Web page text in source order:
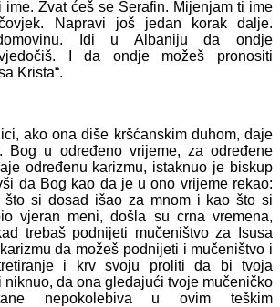
ime. Zvat ćeš se Serafin. Mijenjam ti ime
Napravi još jedan korak dalje.
Idi u Albaniju da ondje
I da ondje možeš pronositi
Krista“.
ako ona diše kršćanskim duhom, daje
Bog u određeno vrijeme, za određene
određenu karizmu, istaknuo je biskup
da Bog kao da je u ono vrijeme rekao:
što si dosad išao za mnom i kao što si
vjeran meni, došla su crna vremena,
trebaš podnijeti mučeništvo za Isusa
da možeš podnijeti i mučeništvo i
i krv svoju proliti da bi tvoja
da ona gledajući tvoje mučeničko
nepokolebiva u ovim teškim